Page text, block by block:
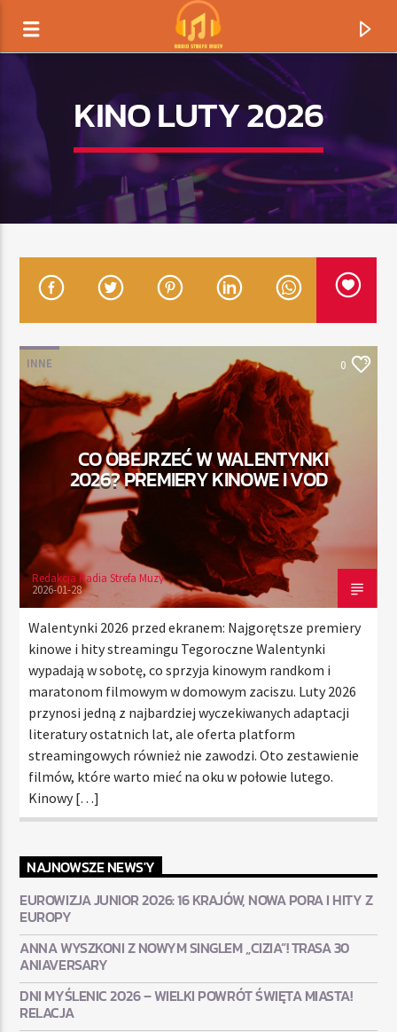
TYTUŁ
ARTYSTA
RADIO STREFA MUZY
22:00 24:00
KINO LUTY 2026
INNE 0
CO OBEJRZEĆ W WALENTYNKI
2026? PREMIERY KINOWE I VOD
Redakcja Radia Strefa Muzy
2026-01-28
Walentynki 2026 przed ekranem: Najgorętsze premiery
kinowe i hity streamingu Tegoroczne Walentynki
wypadają w sobotę, co sprzyja kinowym randkom i
maratonom filmowym w domowym zaciszu. Luty 2026
przynosi jedną z najbardziej wyczekiwanych adaptacji
literatury ostatnich lat, ale oferta platform
streamingowych również nie zawodzi. Oto zestawienie
filmów, które warto mieć na oku w połowie lutego.
Kinowy […]
NAJNOWSZE NEWS'Y
EUROWIZJA JUNIOR 2026: 16 KRAJÓW, NOWA PORA I HITY Z
EUROPY
ANNA WYSZKONI Z NOWYM SINGLEM „CIZIA”! TRASA 30
ANIAVERSARY
DNI MYŚLENIC 2026 – WIELKI POWRÓT ŚWIĘTA MIASTA!
RELACJA